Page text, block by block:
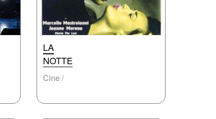
LA
NOTTE
Cine /